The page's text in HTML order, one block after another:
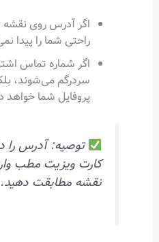
اگر آدرس روی نقشه
راحتی شما را پیدا
اگر شماره تماس
سردرگم می‌شوند،
پروفایل شما
توصیه: آدرس را
کارت ویزیت مطب
نقشه مطابقت دهید.